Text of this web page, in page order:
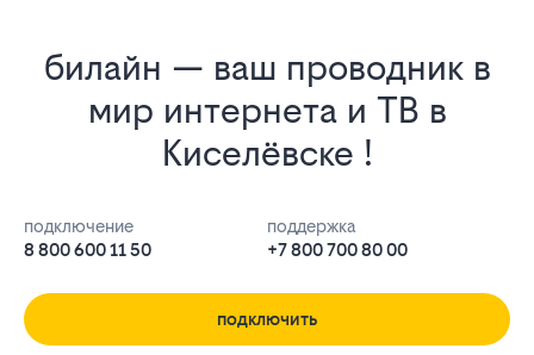
билайн — ваш проводник в
мир интернета и ТВ в
Киселёвске !
подключение
8 800 600 11 50
поддержка
+7 800 700 80 00
подключить